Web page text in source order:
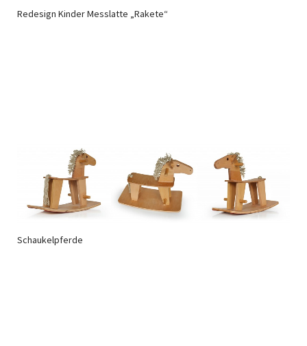
Redesign Kinder Messlatte „Rakete“
Schaukelpferde